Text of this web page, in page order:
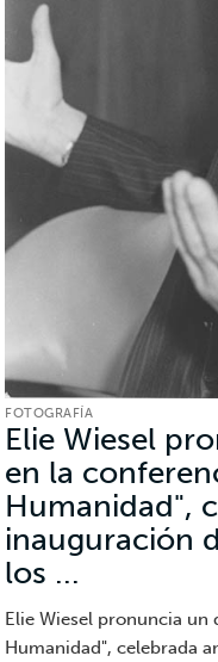
FOTOGRAFÍA
Elie Wiesel
en la
Humanidad",
inauguración
los ...
Elie Wiesel pronuncia un
Humanidad", celebrada